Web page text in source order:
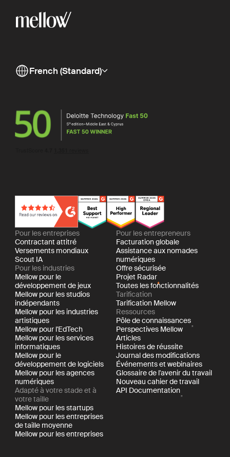
French (Standard)
Pour les entreprises
Contractant attitré
Versements mondiaux
Scout IA
Pour les industries
Mellow pour le
développement de jeux
Mellow pour les studios
indépendants
Mellow pour les industries
artistiques
Mellow pour l'EdTech
Mellow pour les services
informatiques
Mellow pour le
développement de logiciels
Mellow pour les agences
numériques
Adapté à votre stade et à
votre taille
Mellow pour les startups
Mellow pour les entreprises
de taille moyenne
Mellow pour les entreprises
Pour les entrepreneurs
Facturation globale
Assistance aux nomades
numériques
Offre sécurisée
Projet Radar
Toutes les fonctionnalités
Tarification
Tarification Mellow
Ressources
Pôle de connaissances
Perspectives Mellow
Articles
Histoires de réussite
Journal des modifications
Événements et webinaires
Glossaire de l'avenir du travail
Nouveau cahier de travail
API Documentation